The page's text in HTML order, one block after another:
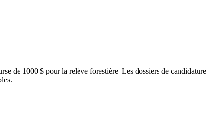
de 1000 $ pour la relève forestière. Les dossiers de candidature